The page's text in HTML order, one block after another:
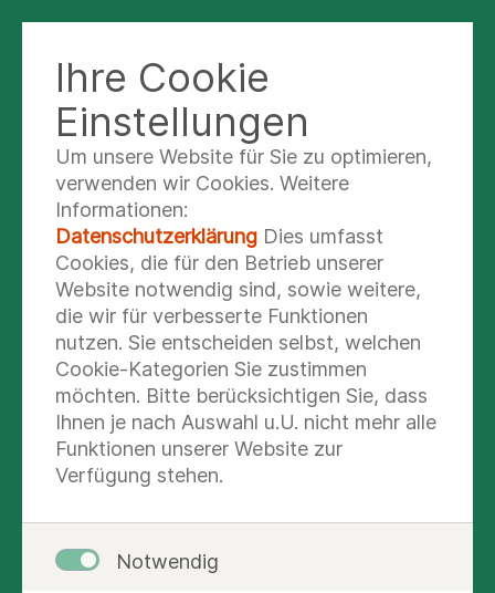
Physiotherapie
Unsere langjährig erfahrenen
Mitarbeiterinnen und Mitarbeiter im
Bereich der Physiotherapie bieten Ihnen,
in enger Abstimmung mit unserem
Ärzteteam, professionelle und individuelle
Behandlung für Ihre bestmögliche und
qualifizierte Versorgung an.
UNSER ANGEBOT
physiotherapeutische Leistungen nach ärztlicher
Ihre Cookie
Einstellungen
Um unsere Website für Sie zu optimieren,
verwenden wir Cookies. Weitere
Informationen:
Datenschutzerklärung Dies umfasst
Cookies, die für den Betrieb unserer
Website notwendig sind, sowie weitere,
die wir für verbesserte Funktionen
nutzen. Sie entscheiden selbst, welchen
Cookie-Kategorien Sie zustimmen
möchten. Bitte berücksichtigen Sie, dass
Ihnen je nach Auswahl u.U. nicht mehr alle
Funktionen unserer Website zur
Verfügung stehen.
Notwendig